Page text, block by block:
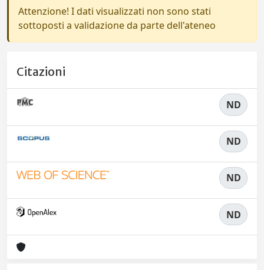
Attenzione! I dati visualizzati non sono stati
sottoposti a validazione da parte dell'ateneo
Citazioni
ND
ND
ND
ND